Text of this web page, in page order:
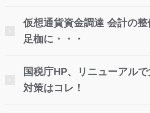
仮想通貨資金調達 会計の
足枷に・・・
国税庁HP、リニューアル
対策はコレ！